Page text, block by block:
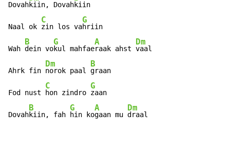
Dovahkiin, Dovahkiin
Naal ok
C
zin los va
G
hriin
Wah
B
dein vo
G
kul mahfae
A
raak ahst
Dm
vaal
Ahrk fin
Dm
norok paal
B
graan
Fod nust
C
hon zindro
G
zaan
Dovah
B
kiin, fah
G
hin ko
A
gaan mu
Dm
draal